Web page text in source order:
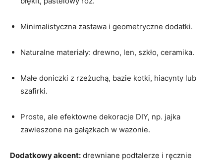
Minimalistyczna zastawa i geometryczne dodatki.
Naturalne materiały: drewno, len, szkło, ceramika.
Małe doniczki z rzeżuchą, bazie kotki, hiacynty lub
szafirki.
Proste, ale efektowne dekoracje DIY, np. jajka
zawieszone na gałązkach w wazonie.
Dodatkowy akcent: drewniane podtalerze i ręcznie